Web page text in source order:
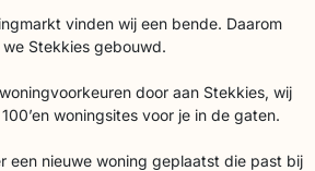
vinden wij een bende. Daarom
Stekkies gebouwd.
door aan Stekkies, wij
woningsites voor je in de gaten.
een nieuwe woning geplaatst die past bij